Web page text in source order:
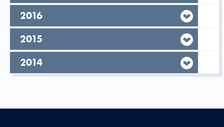
År,
2016
År,
2015
År,
2014